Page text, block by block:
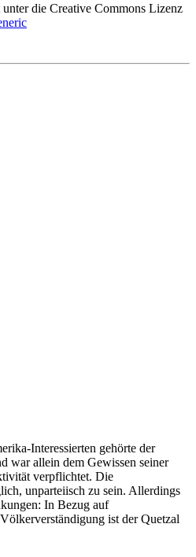
die Creative Commons Lizenz
Interessierten gehörte der
war allein dem Gewissen seiner
verpflichtet. Die
unparteiisch zu sein. Allerdings
In Bezug auf
ist der Quetzal